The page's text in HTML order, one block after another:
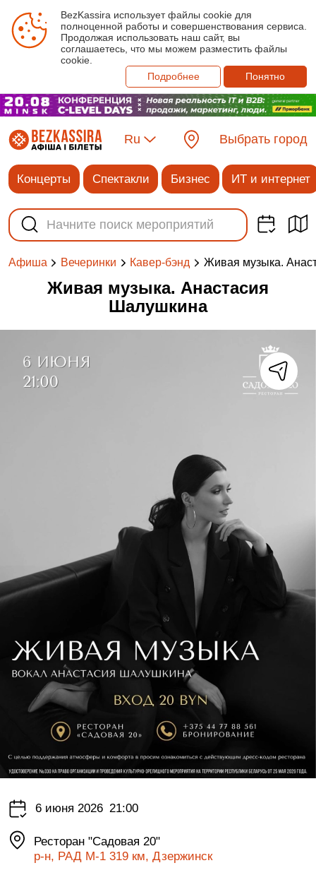
BezKassira использует файлы cookie для
полноценной работы и совершенствования сервиса.
Продолжая использовать наш сайт, вы
соглашаетесь, что мы можем разместить файлы
cookie.
Подробнее
Понятно
Ru Выбрать город
Концерты Спектакли Бизнес ИТ и интернет
Афиша Вечеринки Кавер-бэнд Живая музыка.
Живая музыка. Анастасия
Шалушкина
6 июня 2026 21:00
Ресторан "Садовая 20"
р-н, РАД М-1 319 км, Дзержинск